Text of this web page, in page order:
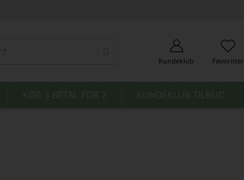
Kundeklub Favoritter
KØB 3 BETAL FOR 2 KUNDEKLUB TILBUD